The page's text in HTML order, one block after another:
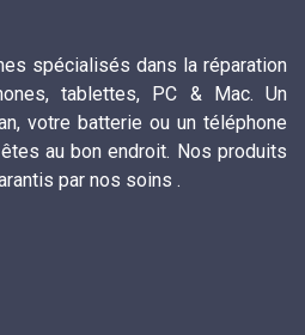
spécialisés dans la réparation
tablettes, PC & Mac. Un
votre batterie ou un téléphone
au bon endroit. Nos produits
par nos soins .